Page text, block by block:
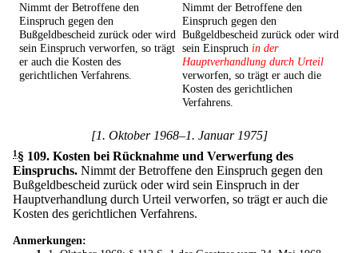
Nimmt der Betroffene den
Einspruch gegen den
Bußgeldbescheid zurück oder wird
sein Einspruch verworfen, so trägt
er auch die Kosten des
gerichtlichen Verfahrens.
Nimmt der Betroffene den
Einspruch gegen den
Bußgeldbescheid zurück oder wird
sein Einspruch in der
Hauptverhandlung durch Urteil
verworfen, so trägt er auch die
Kosten des gerichtlichen
Verfahrens.
[1. Oktober 1968–1. Januar 1975]
1§ 109. Kosten bei Rücknahme und Verwerfung des
Einspruchs. Nimmt der Betroffene den Einspruch gegen den
Bußgeldbescheid zurück oder wird sein Einspruch in der
Hauptverhandlung durch Urteil verworfen, so trägt er auch die
Kosten des gerichtlichen Verfahrens.
Anmerkungen: